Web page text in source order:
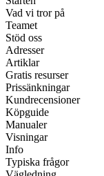
Vad vi tror på
Teamet
Stöd oss
Adresser
Artiklar
Gratis resurser
Prissänkningar
Kundrecensioner
Köpguide
Manualer
Visningar
Info
Typiska frågor